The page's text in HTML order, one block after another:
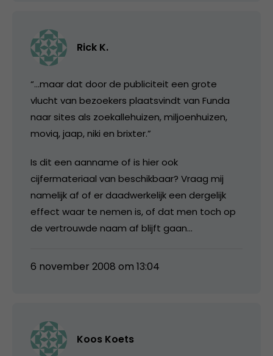
Rick K.
“…maar dat door de publiciteit een grote
vlucht van bezoekers plaatsvindt van Funda
naar sites als zoekallehuizen, miljoenhuizen,
moviq, jaap, niki en brixter.”
Is dit een aanname of is hier ook
cijfermateriaal van beschikbaar? Vraag mij
namelijk af of er daadwerkelijk een dergelijk
effect waar te nemen is, of dat men toch op
de vertrouwde naam af blijft gaan…
6 november 2008 om 13:04
Koos Koets